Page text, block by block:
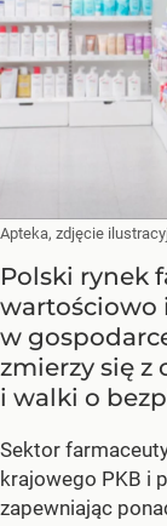
Apteka, zdjęcie
Polski rynek
wartościowo
w
zmierzy się z
i walki o
Sektor
krajowego PKB i
zapewniając